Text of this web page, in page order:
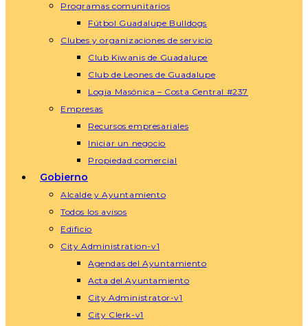
Programas comunitarios
Fútbol Guadalupe Bulldogs
Clubes y organizaciones de servicio
Club Kiwanis de Guadalupe
Club de Leones de Guadalupe
Logia Masónica – Costa Central #237
Empresas
Recursos empresariales
Iniciar un negocio
Propiedad comercial
Gobierno
Alcalde y Ayuntamiento
Todos los avisos
Edificio
City Administration-v1
Agendas del Ayuntamiento
Acta del Ayuntamiento
City Administrator-v1
City Clerk-v1